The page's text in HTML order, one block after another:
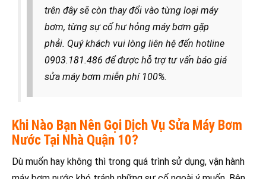
trên đây sẽ còn thay đổi vào từng loại máy
bơm, từng sự cố hư hỏng máy bơm gặp
phải. Quý khách vui lòng liên hệ đến hotline
0903.181.486 để được hỗ trợ tư vấn báo giá
sửa máy bơm miễn phí 100%.
Khi Nào Bạn Nên Gọi Dịch Vụ Sửa Máy Bơm
Nước Tại Nhà Quận 10?
Dù muốn hay không thì trong quá trình sử dụng, vận hành